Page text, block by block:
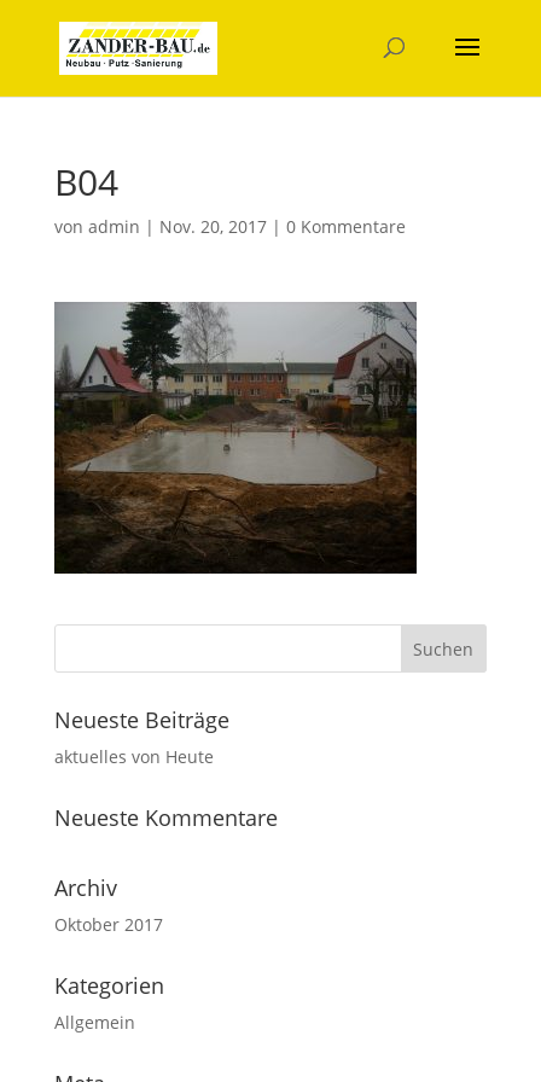
B04
von admin | Nov. 20, 2017| 0 Kommentare
Neueste Beiträge
aktuelles von Heute
Neueste Kommentare
Archiv
Oktober 2017
Kategorien
Allgemein